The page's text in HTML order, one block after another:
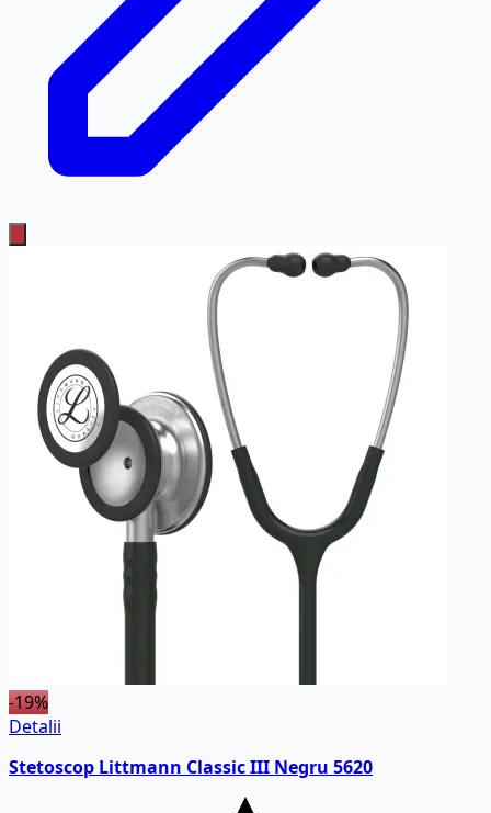
-19%
Detalii
Stetoscop Littmann Classic III Negru 5620